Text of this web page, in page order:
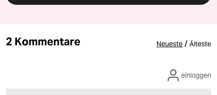
2 Kommentare Neueste / Älteste
einloggen